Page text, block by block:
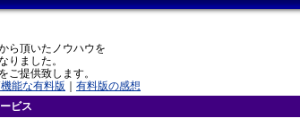
ら頂いたノウハウを
りました。
ご提供致します。
能な有料版
有料版の感想
ビス